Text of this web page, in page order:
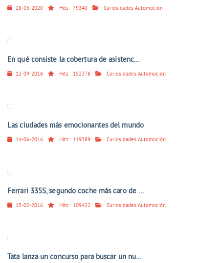
28-03-2020 Hits: 79340 Curiosidades Automoción
En qué consiste la cobertura de asistenc...
12-09-2016 Hits: 152376 Curiosidades Automoción
Las ciudades más emocionantes del mundo
14-06-2016 Hits: 119389 Curiosidades Automoción
Ferrari 335S, segundo coche más caro de ...
15-02-2016 Hits: 109422 Curiosidades Automoción
Tata lanza un concurso para buscar un nu...